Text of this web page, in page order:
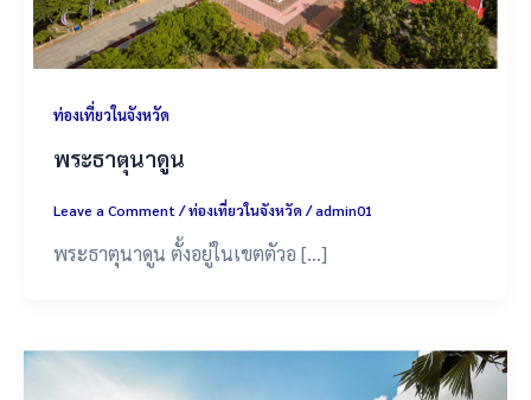
ท่องเที่ยวในจังหวัด
พระธาตุนาดูน
Leave a Comment /ท่องเที่ยวในจังหวัด /admin01
พระธาตุนาดูน ตั้งอยู่ในเขตตัวอ […]